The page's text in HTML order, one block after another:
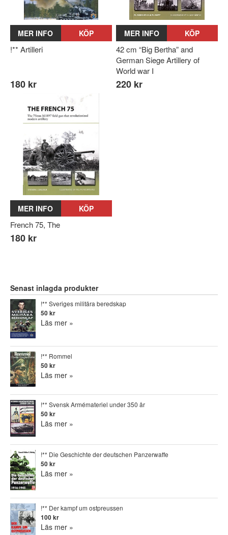
MER INFO KÖP
!** Artilleri
180 kr
MER INFO KÖP
42 cm “Big Bertha” and
German Siege Artillery of
World war I
220 kr
MER INFO KÖP
French 75, The
180 kr
Senast inlagda produkter
!** Sveriges militära beredskap
50 kr
Läs mer »
!** Rommel
50 kr
Läs mer »
!** Svensk Armémateriel under 350 år
50 kr
Läs mer »
!** Die Geschichte der deutschen Panzerwaffe
50 kr
Läs mer »
!** Der kampf um ostpreussen
100 kr
Läs mer »